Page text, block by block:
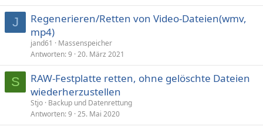
J
Regenerieren/Retten von Video-Dateien(wmv,
mp4)
jand61
Massenspeicher
Antworten 9 20. März 2021
S
RAW-Festplatte retten, ohne gelöschte Dateien
wiederherzustellen
Stjo Backup und Datenrettung
Antworten 9 25. Mai 2020